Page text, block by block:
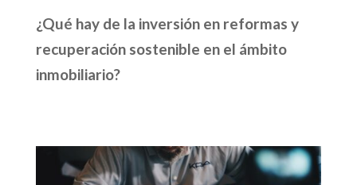
¿Qué hay de la inversión en reformas y
recuperación sostenible en el ámbito
inmobiliario?